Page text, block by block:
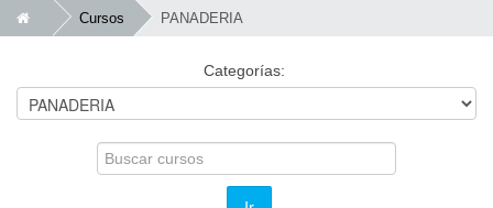
Español - España (es_es)
Cursos PANADERIA
Categorías:
Buscar
cursos